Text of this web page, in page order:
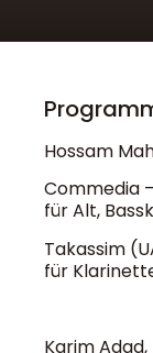
Hossam
Commedia
für Alt,
Takassim
für
Karim